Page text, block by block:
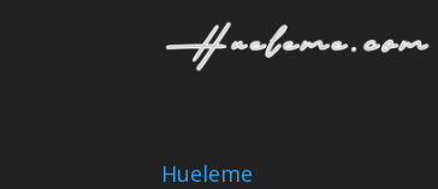
Hueleme